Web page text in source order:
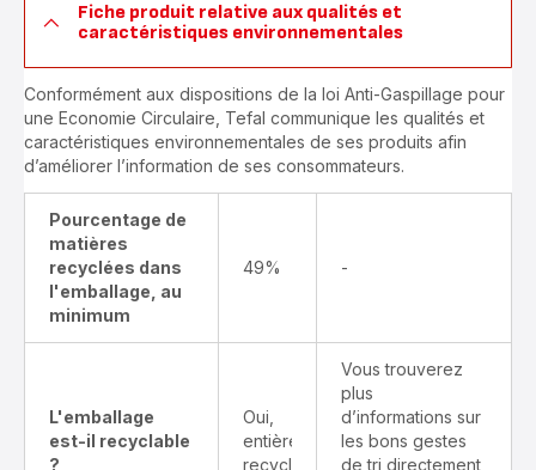
Fiche produit relative aux qualités et
caractéristiques environnementales
Conformément aux dispositions de la loi Anti-Gaspillage pour
une Economie Circulaire, Tefal communique les qualités et
caractéristiques environnementales de ses produits afin
d’améliorer l’information de ses consommateurs.
Pourcentage de
matières
recyclées dans
l'emballage, au
minimum
49% -
L'emballage
est-il recyclable
?
Oui,
entièrement
recyclable
Vous trouverez
plus
d’informations sur
les bons gestes
de tri directement